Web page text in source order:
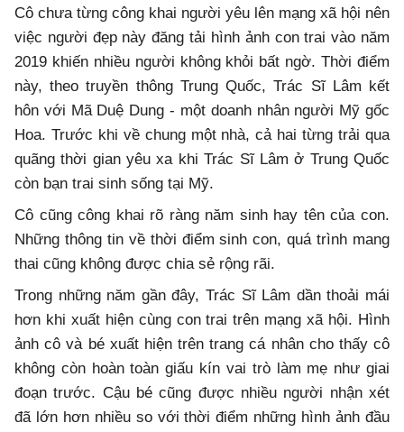
Cô chưa từng công khai người yêu lên mạng xã hội nên
việc người đẹp này đăng tải hình ảnh con trai vào năm
2019 khiến nhiều người không khỏi bất ngờ. Thời điểm
này, theo truyền thông Trung Quốc, Trác Sĩ Lâm kết
hôn với Mã Duệ Dung - một doanh nhân người Mỹ gốc
Hoa. Trước khi về chung một nhà, cả hai từng trải qua
quãng thời gian yêu xa khi Trác Sĩ Lâm ở Trung Quốc
còn bạn trai sinh sống tại Mỹ.
Cô cũng công khai rõ ràng năm sinh hay tên của con.
Những thông tin về thời điểm sinh con, quá trình mang
thai cũng không được chia sẻ rộng rãi.
Trong những năm gần đây, Trác Sĩ Lâm dần thoải mái
hơn khi xuất hiện cùng con trai trên mạng xã hội. Hình
ảnh cô và bé xuất hiện trên trang cá nhân cho thấy cô
không còn hoàn toàn giấu kín vai trò làm mẹ như giai
đoạn trước. Cậu bé cũng được nhiều người nhận xét
đã lớn hơn nhiều so với thời điểm những hình ảnh đầu